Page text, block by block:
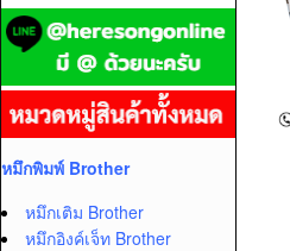
หมึกพิมพ์ Brother
หมึกเติม Brother
หมึกอิงค์เจ็ท Brother